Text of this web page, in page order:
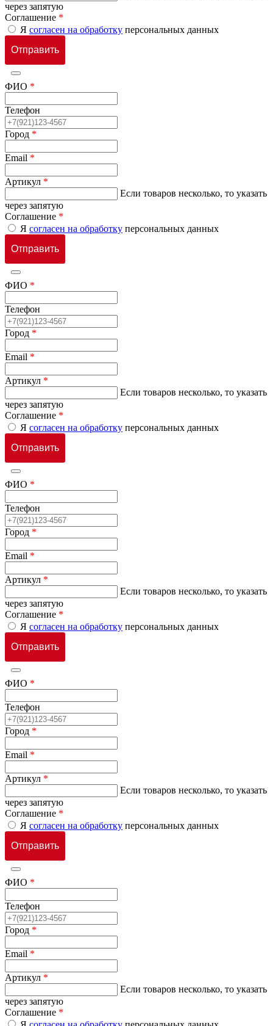
через запятую
Соглашение *
Я согласен на обработку персональных данных
ФИО *
Телефон
Город *
Email *
Артикул *
Если товаров несколько, то указать
через запятую
Соглашение *
Я согласен на обработку персональных данных
ФИО *
Телефон
Город *
Email *
Артикул *
Если товаров несколько, то указать
через запятую
Соглашение *
Я согласен на обработку персональных данных
ФИО *
Телефон
Город *
Email *
Артикул *
Если товаров несколько, то указать
через запятую
Соглашение *
Я согласен на обработку персональных данных
ФИО *
Телефон
Город *
Email *
Артикул *
Если товаров несколько, то указать
через запятую
Соглашение *
Я согласен на обработку персональных данных
ФИО *
Телефон
Город *
Email *
Артикул *
Если товаров несколько, то указать
через запятую
Соглашение *